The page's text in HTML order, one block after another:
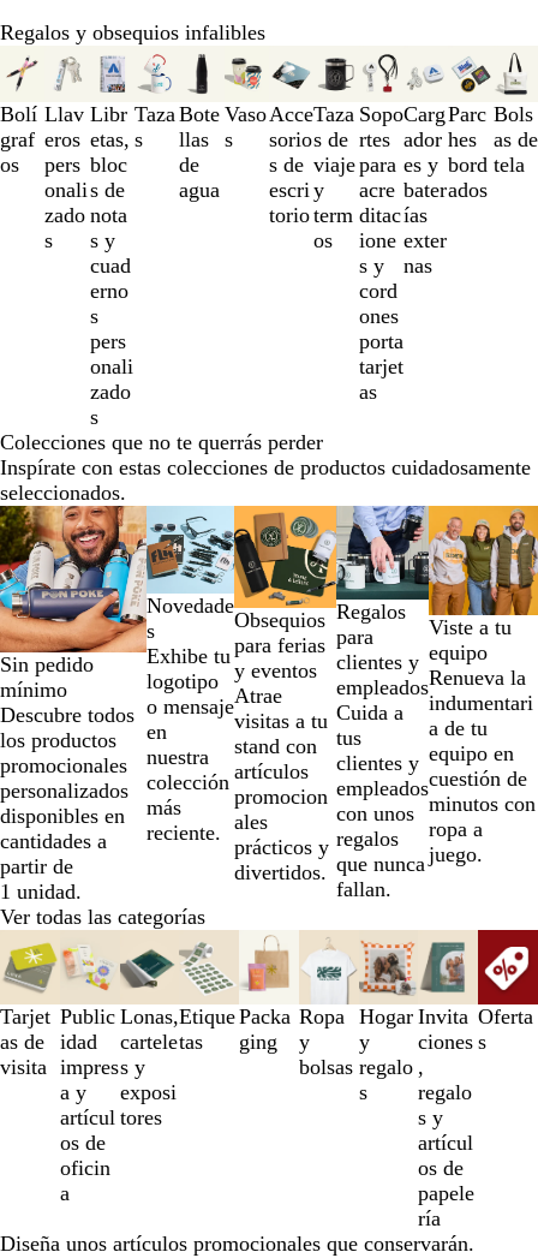
Regalos y obsequios infalibles
Bolí
graf
os
Llav
eros
pers
onali
zado
s
Libr
etas,
bloc
s de
nota
s y
cuad
erno
s
pers
onali
zado
s
Taza
s
Bote
llas
de
agua
Vaso
s
Acce
sorio
s de
escri
torio
Taza
s de
viaje
y
term
os
Sopo
rtes
para
acre
ditac
ione
s y
cord
ones
porta
tarjet
as
Carg
ador
es y
bater
ías
exter
nas
Parc
hes
bord
ados
Bols
as de
tela
Diapositivas
de
la
1
a
Colecciones que no te querrás perder
Inspírate con estas colecciones de productos cuidadosamente
seleccionados.
Sin pedido
mínimo
Descubre todos
los productos
promocionales
personalizados
disponibles en
cantidades a
partir de
1 unidad.
Novedade
s
Exhibe tu
logotipo
o mensaje
en
nuestra
colección
más
reciente.
Obsequios
para ferias
y eventos
Atrae
visitas a tu
stand con
artículos
promocion
ales
prácticos y
divertidos.
Regalos
para
clientes y
empleados
Cuida a
tus
clientes y
empleados
con unos
regalos
que nunca
fallan.
Viste a tu
equipo
Renueva la
indumentari
a de tu
equipo en
cuestión de
minutos con
ropa a
juego.
Diapositivas
de
la
1
a
la
2
de
un
total
de
5
Ver todas las categorías
Tarjet
as de
visita
Public
idad
impres
a y
artícul
os de
oficin
a
Lonas,
cartele
s y
exposi
tores
Etique
tas
Packa
ging
Ropa
y
bolsas
Hogar
y
regalo
s
Invita
ciones
,
regalo
s y
artícul
os de
papele
ría
Oferta
s
Diapositivas
de
la
1
a
la
Diseña unos artículos promocionales que conservarán.